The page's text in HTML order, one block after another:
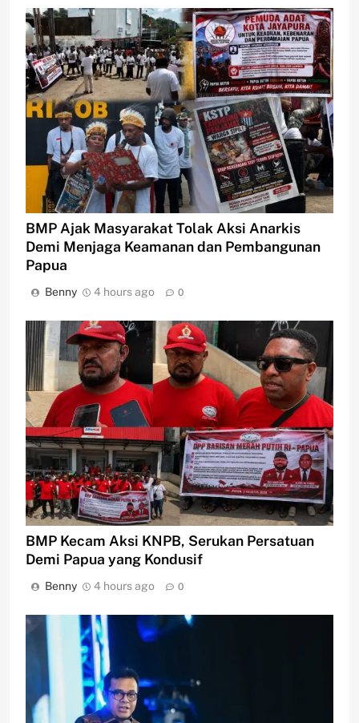
BMP Ajak Masyarakat Tolak Aksi Anarkis
Demi Menjaga Keamanan dan Pembangunan
Papua
Benny 4 hours ago 0
BMP Kecam Aksi KNPB, Serukan Persatuan
Demi Papua yang Kondusif
Benny 4 hours ago 0